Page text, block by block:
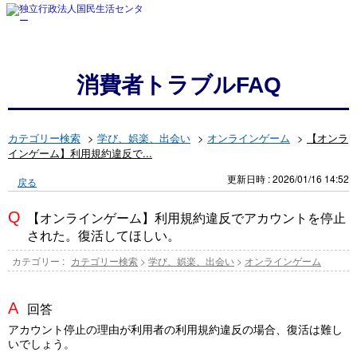
消費者トラブルFAQ
カテゴリー検索 > 学び、娯楽、出会い > オンラインゲーム >
【オンラ
インゲーム】利用規約違反で...
戻る 更新日時 : 2026/01/16 14:52
【オンラインゲーム】利用規約違反でアカウントを停止
された。復活してほしい。
カテゴリー : カテゴリー検索 > 学び、娯楽、出会い > オンラインゲーム
回答
アカウント停止の理由が利用者の利用規約違反の場合、復活は難し
いでしょう。